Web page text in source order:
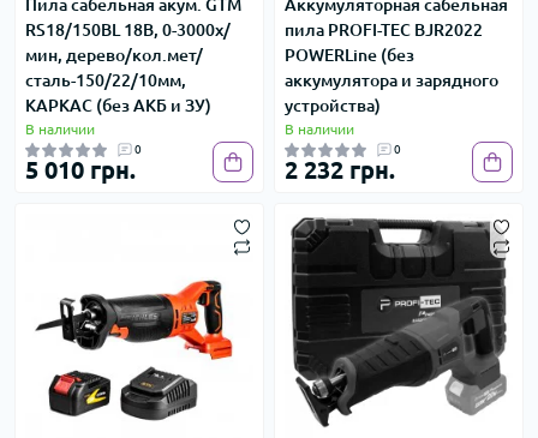
Пила сабельная акум. GTM
RS18/150BL 18В, 0-3000х/
мин, дерево/кол.мет/
сталь-150/22/10мм,
КАРКАС (без АКБ и ЗУ)
В наличии
0
5 010 грн.
Аккумуляторная сабельная
пила PROFI-TEC BJR2022
POWERLine (без
аккумулятора и зарядного
устройства)
В наличии
0
2 232 грн.